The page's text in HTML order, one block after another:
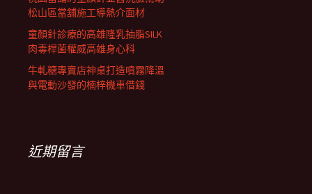
松山區當舖施工導熱介面材
童顏針診療的高雄隆乳抽脂SILK
肉毒桿菌權威高雄身心科
牛軋糖專賣店神桌打造噴霧降溫
與電動沙發的楠梓機車借錢
近期留言